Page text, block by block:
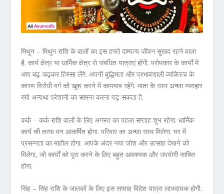
मिथुन – मिथुन राशि के वालों का इस हफ्ते दाम्पत्य जीवन सुखद रहने वाला
है. कार्य क्षेत्र या धार्मिक क्षेत्र से संबंधित यात्राएं होंगी. परोपकार के कार्यों में
आप बढ़-चढ़कर हिस्सा लेंगे. अपनी बुद्धिमता और प्रभावशाली व्यक्तित्व के
कारण विरोधी वर्ग को खुश करने में कामयाब रहेंगे. माता के साथ अच्छा व्यवहार
रखे अन्यथा परेशानी का सामना करना पड़ सकता है.
कर्क – कर्क राशि वालों के लिए अगस्त का पहला सप्ताह शुभ रहेगा. धार्मिक
कार्य की तरफ मन आकर्षित होगा. परिवार का अच्छा साथ मिलेगा. घर में
प्रसन्नता का माहौल होगा. आपके अंदर नया जोश और उत्साह देखने को
मिलेगा, जो कार्यों को पूरा करने के लिए बहुत आवश्यक और उपयोगी साबित
होगा.
सिंह – सिंह राशि के जातकों के लिए इस सप्ताह विदेश यात्रा लाभदायक होगी.